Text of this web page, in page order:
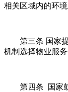
相关区域内的环
第三条 国家
机制选择物业服务
第四条 国家